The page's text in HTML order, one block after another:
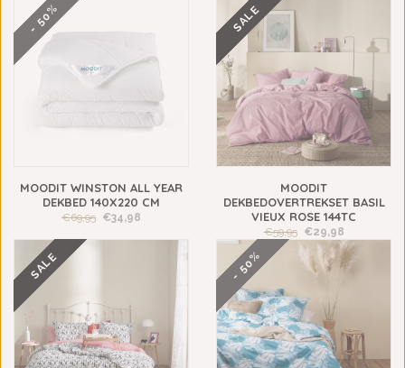
- 50%
MOODIT WINSTON ALL YEAR
DEKBED 140X220 CM
€69,95 €34,98
SALE
MOODIT
DEKBEDOVERTREKSET BASIL
VIEUX ROSE 144TC
€59,95 €29,98
SALE - 50%